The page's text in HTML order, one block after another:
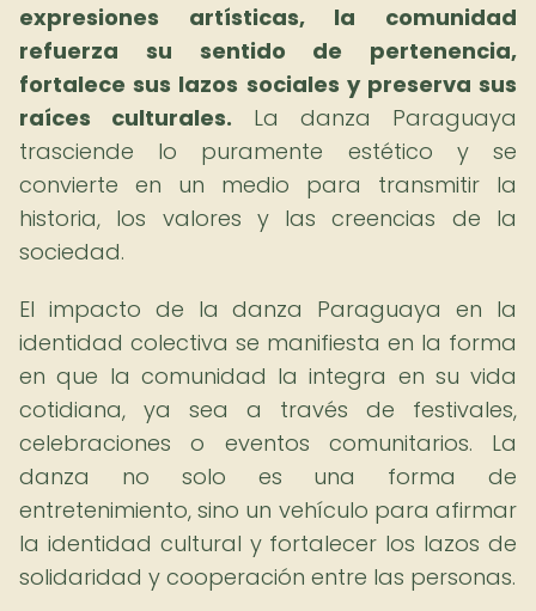
expresiones artísticas, la comunidad
refuerza su sentido de pertenencia,
fortalece sus lazos sociales y preserva sus
raíces culturales. La danza Paraguaya
trasciende lo puramente estético y se
convierte en un medio para transmitir la
historia, los valores y las creencias de la
sociedad.
El impacto de la danza Paraguaya en la
identidad colectiva se manifiesta en la forma
en que la comunidad la integra en su vida
cotidiana, ya sea a través de festivales,
celebraciones o eventos comunitarios. La
danza no solo es una forma de
entretenimiento, sino un vehículo para afirmar
la identidad cultural y fortalecer los lazos de
solidaridad y cooperación entre las personas.